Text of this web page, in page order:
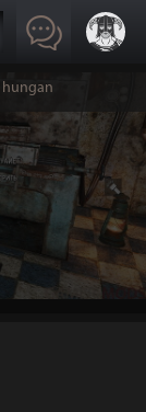
hungan